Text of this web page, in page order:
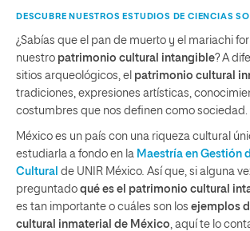
DESCUBRE NUESTROS ESTUDIOS DE CIENCIAS
¿Sabías que el pan de muerto y el mariachi
nuestro patrimonio cultural intangible? A
sitios arqueológicos, el patrimonio cultural
tradiciones, expresiones artísticas,
costumbres que nos definen como sociedad.
México es un país con una riqueza cultural
estudiarla a fondo en la Maestría en Gestión
Cultural de UNIR México Así que, si alguna
preguntado qué es el patrimonio cultural
es tan importante o cuáles son los ejemplos
cultural inmaterial de México , aquí te lo